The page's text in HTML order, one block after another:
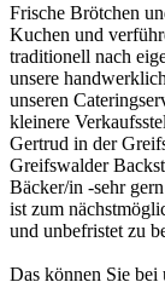
Frische Brötchen
Kuchen und
traditionell nach
unsere
unseren
kleinere
Gertrud in der
Greifswalder
Bäcker/in -sehr
ist zum
und unbefristet zu
Das können Sie bei